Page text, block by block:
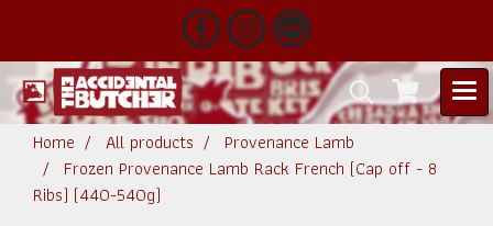
Home All products
Provenance Lamb
Frozen Provenance Lamb Rack French (Cap off - 8
Ribs) (440-540g)